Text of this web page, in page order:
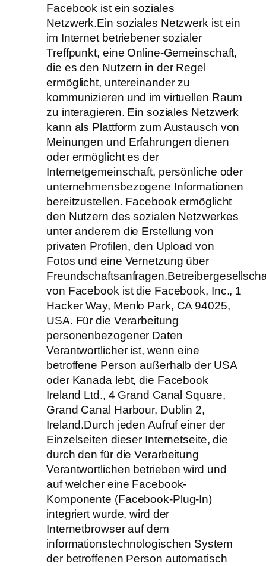
Facebook ist ein soziales
Netzwerk.Ein soziales Netzwerk ist ein
im Internet betriebener sozialer
Treffpunkt, eine Online-Gemeinschaft,
die es den Nutzern in der Regel
ermöglicht, untereinander zu
kommunizieren und im virtuellen Raum
zu interagieren. Ein soziales Netzwerk
kann als Plattform zum Austausch von
Meinungen und Erfahrungen dienen
oder ermöglicht es der
Internetgemeinschaft, persönliche oder
unternehmensbezogene Informationen
bereitzustellen. Facebook ermöglicht
den Nutzern des sozialen Netzwerkes
unter anderem die Erstellung von
privaten Profilen, den Upload von
Fotos und eine Vernetzung über
von Facebook ist die Facebook, Inc., 1
Hacker Way, Menlo Park, CA 94025,
USA. Für die Verarbeitung
personenbezogener Daten
Verantwortlicher ist, wenn eine
betroffene Person außerhalb der USA
oder Kanada lebt, die Facebook
Ireland Ltd., 4 Grand Canal Square,
Grand Canal Harbour, Dublin 2,
Ireland.Durch jeden Aufruf einer der
Einzelseiten dieser Internetseite, die
durch den für die Verarbeitung
Verantwortlichen betrieben wird und
auf welcher eine Facebook-
Komponente (Facebook-Plug-In)
integriert wurde, wird der
Internetbrowser auf dem
informationstechnologischen System
der betroffenen Person automatisch